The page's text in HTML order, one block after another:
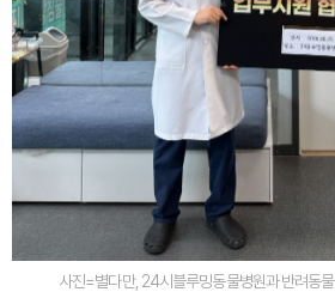
사진=별다만, 24시블루밍동물병원과 반려동